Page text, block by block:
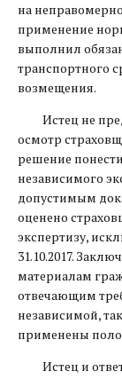
на
применение
выполнил
транспортного
возмещения.
Истец не
осмотр
решение
независимого
допустимым
оценено
экспертизу,
31.10.2017.
материалам
отвечающим
независимой,
применены
Истец и